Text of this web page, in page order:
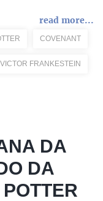
read more...
COVENANT
VICTOR FRANKESTEIN
DA
DA